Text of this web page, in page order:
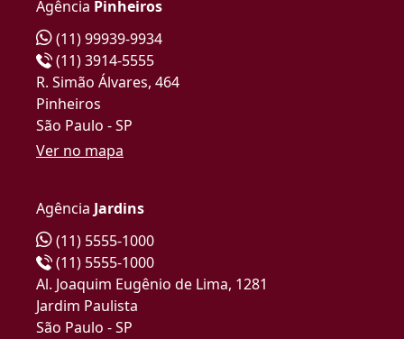
Agência Pinheiros
(11) 99939-9934
(11) 3914-5555
R. Simão Álvares, 464
Pinheiros
São Paulo - SP
Ver no mapa
Agência Jardins
(11) 5555-1000
(11) 5555-1000
Al. Joaquim Eugênio de Lima, 1281
Jardim Paulista
São Paulo - SP